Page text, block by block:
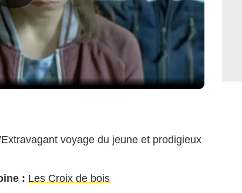
voyage du jeune et prodigieux
: Les Croix de bois